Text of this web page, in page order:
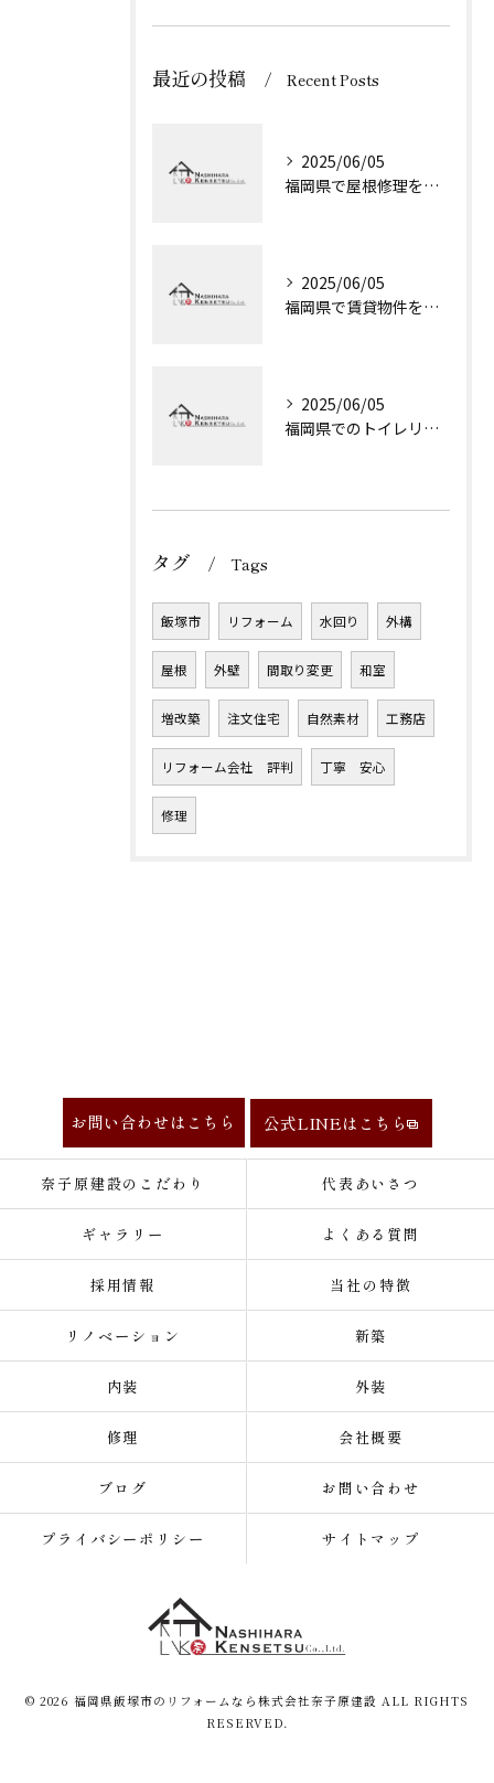
最近の投稿 Recent Posts
2025/06/05
福岡県で屋根修理を成功させる3つのコツ 知らないと損する方法とは
2025/06/05
福岡県で賃貸物件をリフォームする5つのポイント
2025/06/05
福岡県でのトイレリノベーションの魅力 住設で快適空間を手に入れる方法
タグ Tags
飯塚市 リフォーム 水回り 外構
屋根 外壁 間取り変更 和室
増改築 注文住宅 自然素材 工務店
リフォーム会社 評判 丁寧 安心
修理
お問い合わせはこちら 公式LINEはこちら
奈子原建設のこだわり 代表あいさつ
ギャラリー よくある質問
採用情報 当社の特徴
リノベーション 新築
内装 外装
修理 会社概要
ブログ お問い合わせ
プライバシーポリシー サイトマップ
© 2026 福岡県飯塚市のリフォームなら株式会社奈子原建設 ALL RIGHTS
RESERVED.